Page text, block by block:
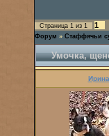
Страница 1 из 1 1
Форум » Стаффячьи
Умочка,